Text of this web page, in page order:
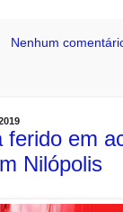
Nenhum
ferido em
Nilópolis